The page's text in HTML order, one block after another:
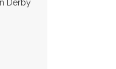
Derby